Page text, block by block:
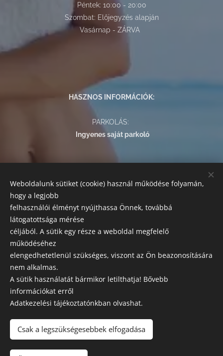
Péntek: 10:00 - 20:00
Szombat: Előjegyzés alapján
Vasárnap - ZÁRVA
HASZNOS INFORMÁCIÓK:
PARKOLÁS:
Ingyenes saját parkoló
Az alábbi módokon egyenlítheti ki szolgáltatásaink árát:
készpénz, bankkártyás fizetés, SZÉP kártya.
SZAKRENDELÉSEK
Előzetes előjegyzés szükséges!
Esztétikai, orvosi központ és labor
Leírásaink tájékoztató jellegűek, a változtatás jogát fenntartjuk
2021 © MINDEN JOG FENNTARTVA
Weboldalunk sütiket (cookie) használ működése folyamán,
hogy a legjobb
felhasználói élményt nyújthassa Önnek, továbbá
látogatottsága mérése
céljából. A sütik egy része a weboldal megfelelő
működéséhez
elengedhetetlenül szükséges, viszont az Ön beazonosítására
nem alkalmas.
A sütik használatát bármikor letilthatja! Bővebb
információkat erről
Adatkezelési tájékoztatónkban olvashat.
Csak a legszükségesebbek elfogadása